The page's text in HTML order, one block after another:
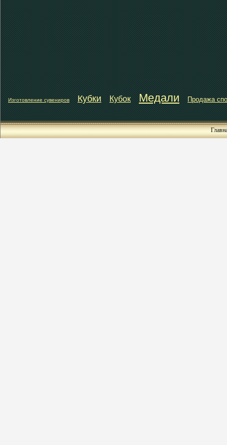
Изготовление сувениров Кубки Кубок Медали Продажа